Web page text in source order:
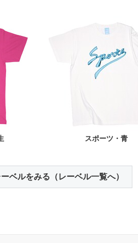
スポーツ・青
ベルをみる（レーベル一覧へ）